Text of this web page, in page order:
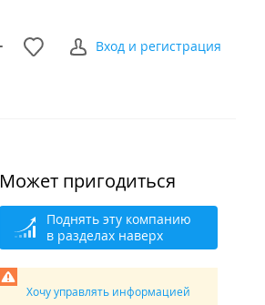
Вход и регистрация
Может пригодиться
Поднять эту компанию
в разделах наверх
Хочу управлять информацией